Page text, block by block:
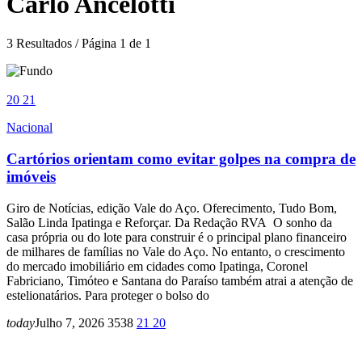
3 Resultados / Página 1 de 1
20 21
Nacional
Cartórios orientam como evitar golpes na compra de
imóveis
Giro de Notícias, edição Vale do Aço. Oferecimento, Tudo Bom,
Salão Linda Ipatinga e Reforçar. Da Redação RVA O sonho da
casa própria ou do lote para construir é o principal plano financeiro
de milhares de famílias no Vale do Aço. No entanto, o crescimento
do mercado imobiliário em cidades como Ipatinga, Coronel
Fabriciano, Timóteo e Santana do Paraíso também atrai a atenção de
estelionatários. Para proteger o bolso do
todayJulho 7, 2026 3538 21 20